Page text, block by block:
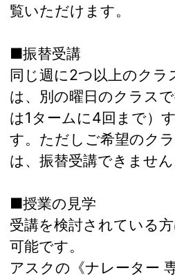
覧いただけます。
■振替受講
同じ週に2つ以上のクラ
は、別の曜日のクラス
は1タームに4回まで）
す。ただしご希望のク
は、振替受講できません
■授業の見学
受講を検討されている
可能です。
アスクの《ナレーター